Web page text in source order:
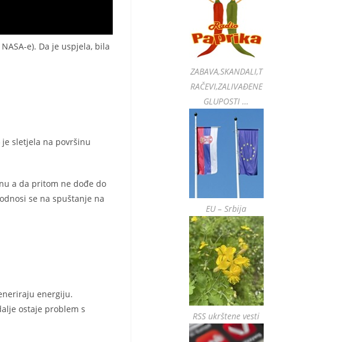
e). Da je uspjela, bila
je sletjela na površinu
a da pritom ne dođe do
se na spuštanje na
energiju.
ostaje problem s
ZABAVA,SKANDALI,T
RAČEVI,ZALIVAĐENE
GLUPOSTI …
EU – Srbija
RSS ukrštene vesti